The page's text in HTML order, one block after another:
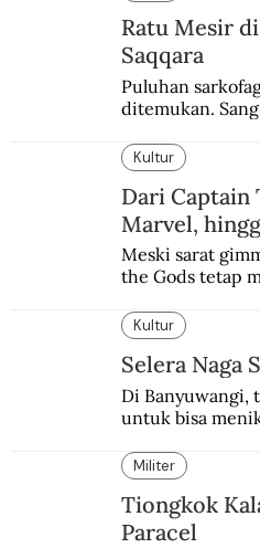
Ratu Mesir
Saqqara
Puluhan
ditemukan.
sebelumnya
diketahui.
Kultur
Dari Captain
Marvel,
Meski sarat
the Gods tetap
Yunani.
Kultur
Selera Naga
Di Banyuwangi,
untuk bisa
pekan.
Militer
Tiongkok
Paracel